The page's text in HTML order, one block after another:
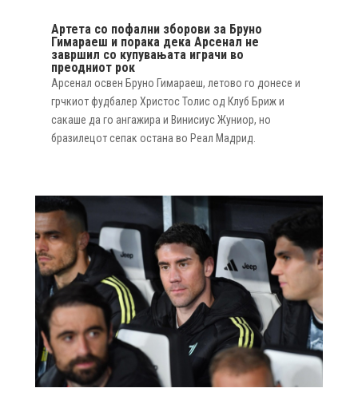
Артета со пофални зборови за Бруно
Гимараеш и порака дека Арсенал не
завршил со купувањата играчи во
преодниот рок
Арсенал освен Бруно Гимараеш, летово го донесе и
грчкиот фудбалер Христос Толис од Клуб Бриж и
сакаше да го ангажира и Винисиус Жуниор, но
бразилецот сепак остана во Реал Мадрид.